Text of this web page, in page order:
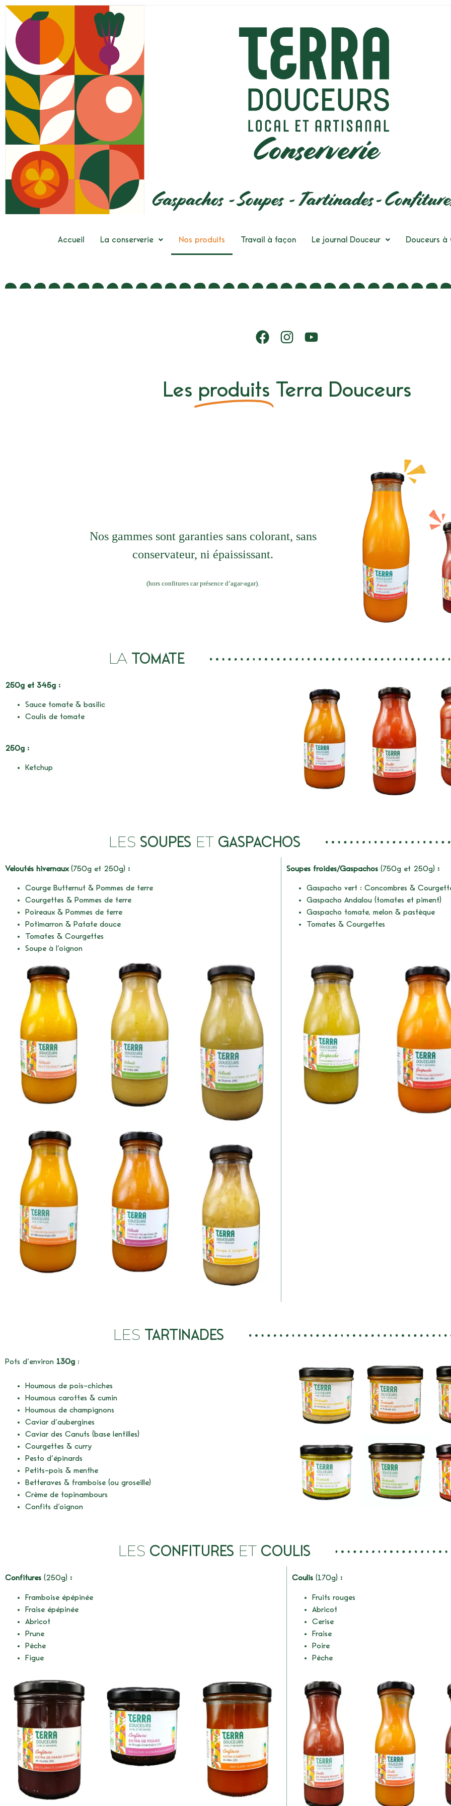
Accueil La conserverie Nos produits Travail à façon Le journal Douceur Douceurs
Les produits Terra Douceurs
Nos gammes sont garanties sans colorant, sans
conservateur, ni épaississant.
(hors confitures car présence d’agar-agar).
LA TOMATE
250g et 345g :
Sauce tomate & basilic
Coulis de tomate
250g :
Ketchup
LES SOUPES ET GASPACHOS
Veloutés hivernaux (750g et 250g) :
Courge Butternut & Pommes de terre
Courgettes & Pommes de terre
Poireaux & Pommes de terre
Potimarron & Patate douce
Tomates & Courgettes
Soupe à l’oignon
Soupes froides/Gaspachos (750g et 250g) :
Gaspacho vert : Concombres &
Gaspacho Andalou (tomates et piment)
Gaspacho tomate, melon & pastèque
Tomates & Courgettes
LES TARTINADES
Pots d’environ 130g :
Houmous de pois-chiches
Houmous carottes & cumin
Houmous de champignons
Caviar d’aubergines
Caviar des Canuts (base lentilles)
Courgettes & curry
Pesto d’épinards
Petits-pois & menthe
Betteraves & framboise (ou groseille)
Crème de topinambours
Confits d’oignon
LES CONFITURES ET COULIS
Confitures (250g) :
Framboise épépinée
Fraise épépinée
Abricot
Prune
Pêche
Figue
Coulis (170g) :
Fruits rouges
Abricot
Cerise
Fraise
Poire
Pêche